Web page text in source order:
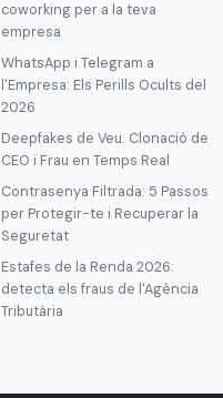
coworking per a la teva
empresa
WhatsApp i Telegram a
l'Empresa: Els Perills Ocults del
2026
Deepfakes de Veu: Clonació de
CEO i Frau en Temps Real
Contrasenya Filtrada: 5 Passos
per Protegir-te i Recuperar la
Seguretat
Estafes de la Renda 2026:
detecta els fraus de l'Agència
Tributària